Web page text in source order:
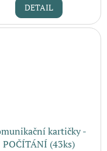
DETAIL
kartičky -
POČÍTÁNÍ (43ks)